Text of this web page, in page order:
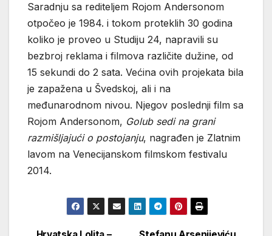
Saradnju sa rediteljem Rojom Andersonom
otpočeo je 1984. i tokom proteklih 30 godina
koliko je proveo u Studiju 24, napravili su
bezbroj reklama i filmova različite dužine, od
15 sekundi do 2 sata. Većina ovih projekata bila
je zapažena u Švedskoj, ali i na
međunarodnom nivou. Njegov poslednji film sa
Rojom Andersonom, Golub sedi na grani
razmišljajući o postojanju, nagrađen je Zlatnim
lavom na Venecijanskom filmskom festivalu
2014.